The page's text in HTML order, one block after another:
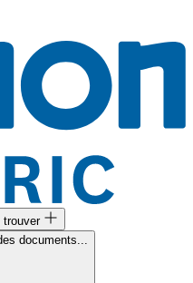
trouver
documents...